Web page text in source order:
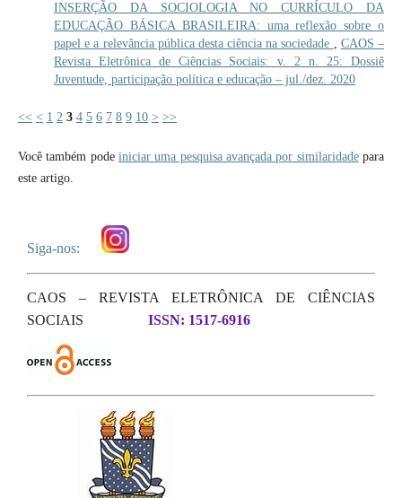
INSERÇÃO DA SOCIOLOGIA NO CURRÍCULO DA
EDUCAÇÃO BÁSICA BRASILEIRA: uma reflexão sobre o
papel e a relevância pública desta ciência na sociedade , CAOS –
Revista Eletrônica de Ciências Sociais: v. 2 n. 25: Dossiê
Juventude, participação política e educação – jul./dez. 2020
<< < 1 2 3 4 5 6 7 8 9 10 > >>
Você também pode iniciar uma pesquisa avançada por similaridadepara
este artigo.
Siga-nos:
CAOS – REVISTA ELETRÔNICA DE CIÊNCIAS
SOCIAIS
ISSN: 1517-6916